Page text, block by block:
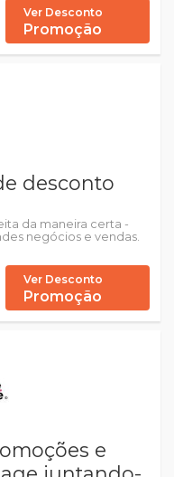
Ver Desconto
Promoção
desconto
da maneira certa -
negócios e vendas.
Ver Desconto
Promoção
e